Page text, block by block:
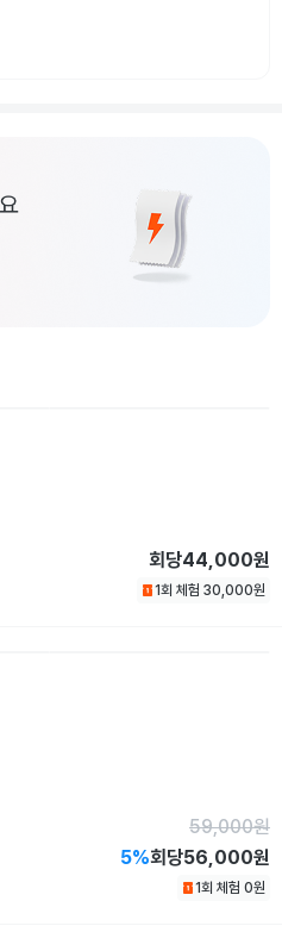
회당44,000원
1회 체험 30,000원
59,000원
5%회당56,000원
1회 체험 0원